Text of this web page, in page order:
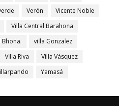
Verón
Vicente Noble
Villa Central Barahona
Bhona.
villa Gonzalez
Villa Riva
Villa Vásquez
Yamasá